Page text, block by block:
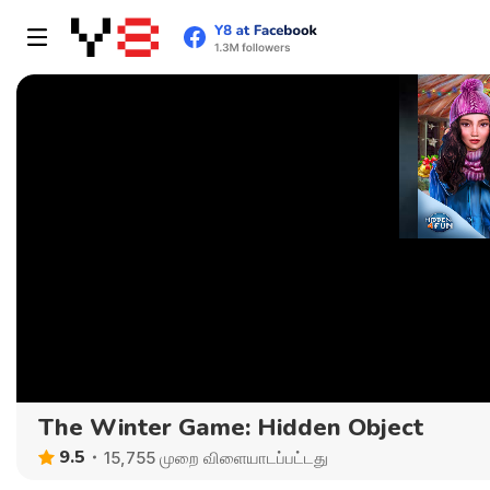
The Winter Game: Hidden Object
9.5 15,755 முறை விளையாடப்பட்டது